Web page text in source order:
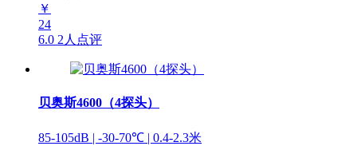
￥
24
6.0 2人点评
贝奥斯4600（4探头）
85-105dB | -30-70℃ | 0.4-2.3米